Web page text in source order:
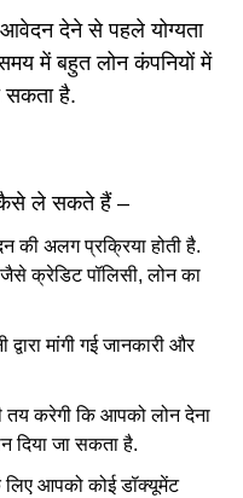
देने से पहले योग्यता
में बहुत लोन कंपनियों में
सकता है.
कैसे ले सकते हैं –
की अलग प्रक्रिया होती है.
जैसे क्रेडिट पॉलिसी, लोन का
मांगी गई जानकारी और
तय करेगी कि आपको लोन देना
दिया जा सकता है.
आपको कोई डॉक्यूमेंट